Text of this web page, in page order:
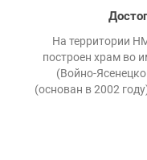
На территории
построен храм во
(Войно-
(основан в 2002